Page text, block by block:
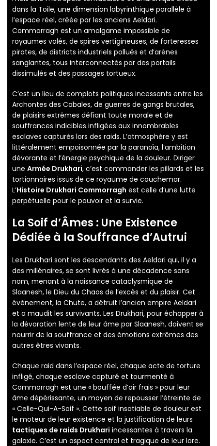
dans la Toile, une dimension labyrinthique parallèle à
l’espace réel, créée par les anciens Aeldari.
Commorragh est un amalgame impossible de
royaumes volés, de spires vertigineuses, de forteresses
pirates, de districts industriels pollués et d’arènes
sanglantes, tous interconnectés par des portails
dissimulés et des passages tortueux.
C’est un lieu de complots politiques incessants entre les
Archontes des Cabales, de guerres de gangs brutales,
de plaisirs extrêmes défiant toute morale et de
souffrances indicibles infligées aux innombrables
esclaves capturés lors des raids. L’atmosphère y est
littéralement empoisonnée par la paranoïa, l’ambition
dévorante et l’énergie psychique de la douleur. Diriger
une Armée Drukhari, c’est commander les pillards et les
tortionnaires issus de ce royaume de cauchemar.
L’Histoire Drukhari Commorragh est celle d’une lutte
perpétuelle pour le pouvoir et la survie.
La Soif d’Âmes : Une Existence
Dédiée à la Souffrance d’Autrui
Les Drukhari sont les descendants des Aeldari qui, il y a
des millénaires, se sont livrés à une décadence sans
nom, menant à la naissance cataclysmique de
Slaanesh, le Dieu du Chaos de l’excès et du plaisir. Cet
événement, la Chute, a détruit l’ancien empire Aeldari
et a maudit les survivants. Les Drukhari, pour échapper à
la dévoration lente de leur âme par Slaanesh, doivent se
nourrir de la souffrance et des émotions extrêmes des
autres êtres vivants.
Chaque raid dans l’espace réel, chaque acte de torture
infligé, chaque esclave capturé et tourmenté à
Commorragh est une « bouffée d’air frais » pour leur
âme dépérissante, un moyen de repousser l’étreinte de
« Celle-Qui-A-Soif ». Cette soif insatiable de douleur est
le moteur de leur existence et la justification de leurs
tactiques de raids Drukhari incessantes à travers la
galaxie. C’est un aspect central et tragique de leur lore.